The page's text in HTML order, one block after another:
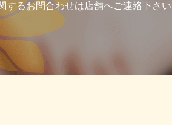
するお問合わせは店舗へご連絡下さ